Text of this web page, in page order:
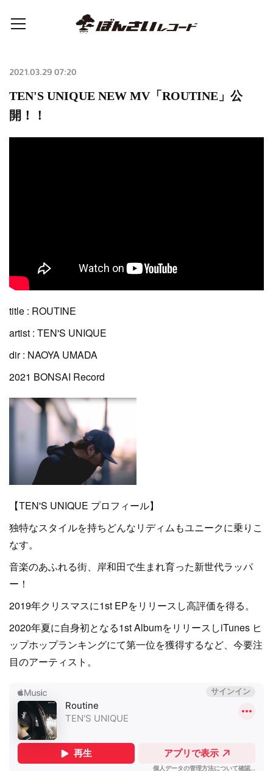
2021.03.29 07:20
TEN'S UNIQUE NEW MV「ROUTINE」公
開！！
title : ROUTINE
artist : TEN'S UNIQUE
dir : NAOYA UMADA
2021 BONSAI Record
【TEN'S UNIQUE プロフィール】
独特なスタイルを持ちどんなリディムもユニークに乗りこ
なす。
音楽のあふれる街、岸和田で生まれ育った新世代ラッパ
ー！
2019年クリスマスに1st EPをリリースし高評価を得る。
2020年夏に自身初となる1st AlbumをリリースしiTunes ヒ
ップホップランキングにて第一位を獲得するなど、今要注
目のアーティスト。